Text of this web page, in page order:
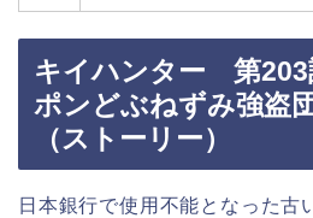
キイハンター 第
ポンどぶねずみ強盗
（ストーリー）
日本銀行で使用不能となった古